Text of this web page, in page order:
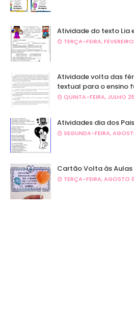
Atividade do texto Lia
TERÇA-FEIRA,
Atividade volta das
textual para o ensino
QUINTA-FEIRA, JULHO
Atividades dia dos Pais
SEGUNDA-FEIRA,
Cartão Volta às
TERÇA-FEIRA, AGOSTO